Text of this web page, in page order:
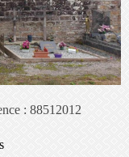
: 88512012